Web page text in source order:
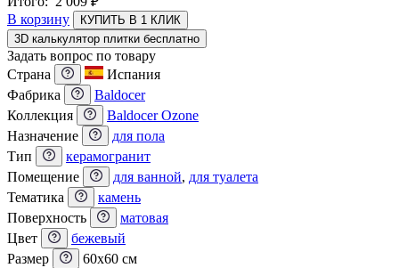
В корзину
КУПИТЬ В 1 КЛИК
3D калькулятор плитки бесплатно
Задать вопрос по товару
Страна
Испания
Фабрика
Baldocer
Коллекция
Baldocer Ozone
Назначение
для пола
Тип
керамогранит
Помещение
для ванной, для туалета
Тематика
камень
Поверхность
матовая
Цвет
бежевый
Размер
60x60 см